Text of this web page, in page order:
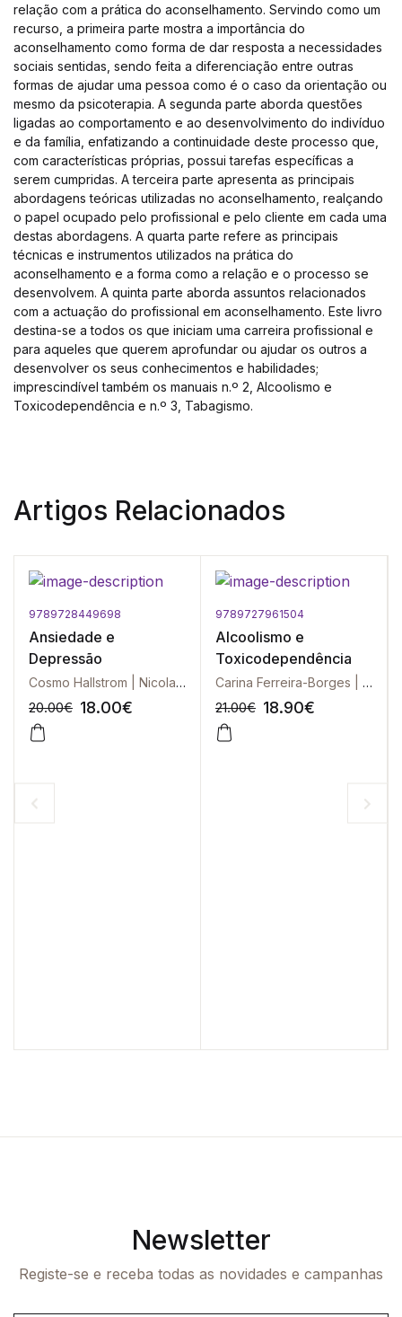
relação com a prática do aconselhamento. Servindo como um
recurso, a primeira parte mostra a importância do
aconselhamento como forma de dar resposta a necessidades
sociais sentidas, sendo feita a diferenciação entre outras
formas de ajudar uma pessoa como é o caso da orientação ou
mesmo da psicoterapia. A segunda parte aborda questões
ligadas ao comportamento e ao desenvolvimento do indivíduo
e da família, enfatizando a continuidade deste processo que,
com características próprias, possui tarefas específicas a
serem cumpridas. A terceira parte apresenta as principais
abordagens teóricas utilizadas no aconselhamento, realçando
o papel ocupado pelo profissional e pelo cliente em cada uma
destas abordagens. A quarta parte refere as principais
técnicas e instrumentos utilizados na prática do
aconselhamento e a forma como a relação e o processo se
desenvolvem. A quinta parte aborda assuntos relacionados
com a actuação do profissional em aconselhamento. Este livro
destina-se a todos os que iniciam uma carreira profissional e
para aqueles que querem aprofundar ou ajudar os outros a
desenvolver os seus conhecimentos e habilidades;
imprescindível também os manuais n.º 2, Alcoolismo e
Toxicodependência e n.º 3, Tabagismo.
Artigos Relacionados
9789728449698
Ansiedade e
Depressão
Cosmo Hallstrom | Nicola Mcclure
20.00€ 18.00€
-10%
9789727961504
Alcoolismo e
Toxicodependência
Carina Ferreira-Borges | Hilson Cunha Filho
21.00€ 18.90€
Newsletter
Registe-se e receba todas as novidades e campanhas